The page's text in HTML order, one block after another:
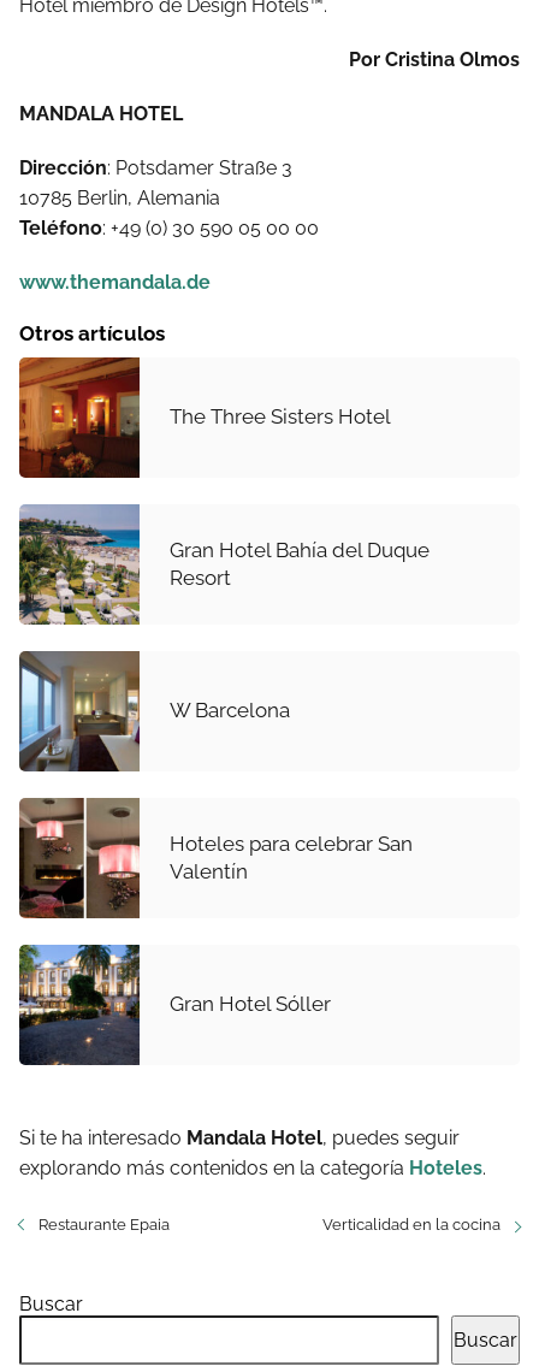
Hotel miembro de Design Hotels™.
Por Cristina Olmos
MANDALA HOTEL
Dirección: Potsdamer Straße 3
10785 Berlin, Alemania
Teléfono: +49 (0) 30 590 05 00 00
www.themandala.de
Otros artículos
The Three Sisters Hotel
Gran Hotel Bahía del Duque
Resort
W Barcelona
Hoteles para celebrar San
Valentín
Gran Hotel Sóller
Si te ha interesado Mandala Hotel, puedes seguir
explorando más contenidos en la categoría Hoteles.
Restaurante Epaia Verticalidad en la cocina
Buscar
Buscar